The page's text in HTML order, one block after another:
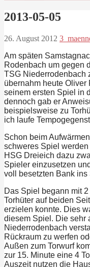
2013-05-05
26. August 2012
Am späten
Rodenbach um gegen
TSG Niederrodenbach
übernahm heute Oliver
seinem ersten Spiel in
dennoch gab er
beispielsweise zu
ich laufe
Schon beim
schweres Spiel
HSG Dreieich dazu
Spieler einzusetzen
voll besetzten Bank ins
Das Spiel begann mit
Torhüter auf beiden
erzielen konnte. Dies
diesem Spiel. Die sehr
Niederrodenbach
Rückraum zu werfen
Außen zum Torwurf
zur 15. Minute eine 4
Auszeit nutzen die